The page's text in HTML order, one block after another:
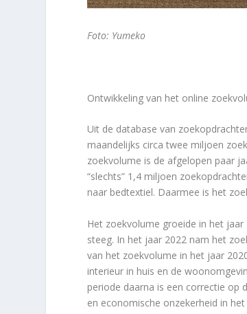
Foto: Yumeko
Ontwikkeling van het online
Uit de database van
maandelijks circa twee miljoen
zoekvolume is de afgelopen paar
“slechts” 1,4 miljoen
naar bedtextiel. Daarmee is het
Het zoekvolume groeide in het
steeg. In het jaar 2022 nam het
van het zoekvolume in het jaar
interieur in huis en de
periode daarna is een correctie op
en economische onzekerheid in